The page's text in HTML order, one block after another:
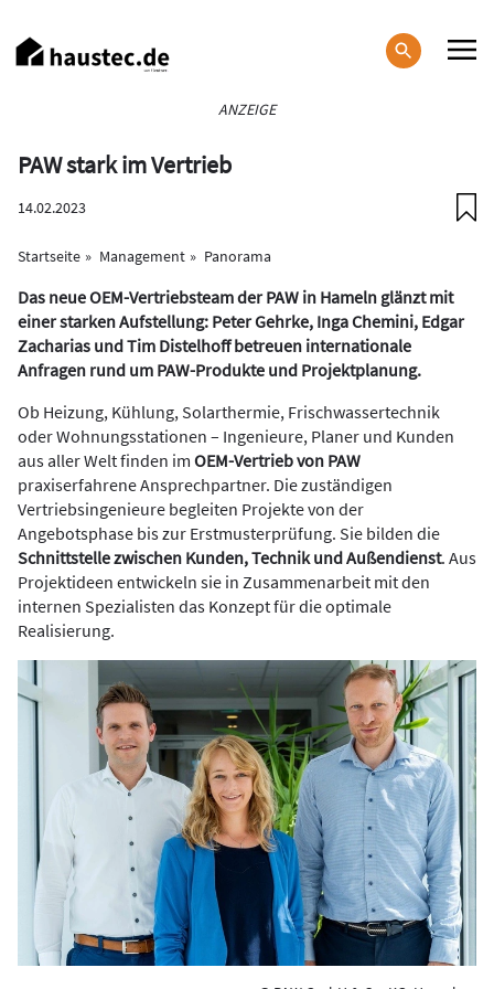
zum
Inhalt
ANZEIGE
PAW stark im Vertrieb
14.02.2023
Startseite Management Panorama
Das neue OEM-Vertriebsteam der PAW in Hameln glänzt mit
einer starken Aufstellung: Peter Gehrke, Inga Chemini, Edgar
Zacharias und Tim Distelhoff betreuen internationale
Anfragen rund um PAW-Produkte und Projektplanung.
Ob Heizung, Kühlung, Solarthermie, Frischwassertechnik
oder Wohnungsstationen – Ingenieure, Planer und Kunden
aus aller Welt finden im OEM-Vertrieb von PAW
praxiserfahrene Ansprechpartner. Die zuständigen
Vertriebsingenieure begleiten Projekte von der
Angebotsphase bis zur Erstmusterprüfung. Sie bilden die
Schnittstelle zwischen Kunden, Technik und Außendienst. Aus
Projektideen entwickeln sie in Zusammenarbeit mit den
internen Spezialisten das Konzept für die optimale
Realisierung.